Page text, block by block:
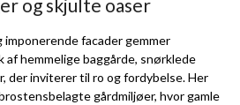
og skjulte oaser
imponerende facader gemmer
hemmelige baggårde, snørklede
der inviterer til ro og fordybelse. Her
gårdmiljøer, hvor gamle